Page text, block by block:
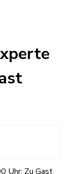
Uhr: Zu Gast